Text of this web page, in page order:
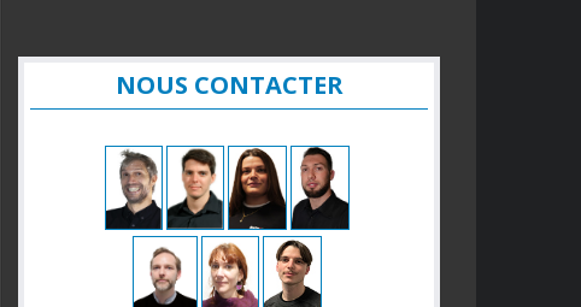
NOUS CONTACTER